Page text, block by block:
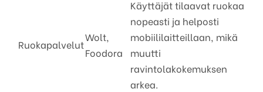
Ruokapalvelut
Wolt,
Foodora
Käyttäjät tilaavat ruokaa
nopeasti ja helposti
mobiililaitteillaan, mikä
muutti
ravintolakokemuksen
arkea.